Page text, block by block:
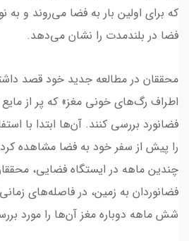
که برای اولین بار به فضا می‌روند و به
فضا در بلندمدت را نشان می‌دهد.
محققان در مطالعه جدید خود قصد
را پیش از سفر خود به فضا مشاهده
چندین ماهه در ایستگاه فضایی،
فضانوردان به زمین، در فاصله‌های
شش ماهه دوباره مغز آن‌ها را مورد